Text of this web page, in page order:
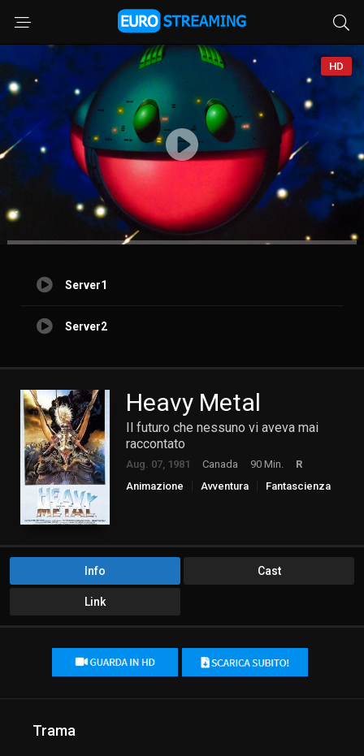
HD
Server1
Server2
Heavy Metal
Il futuro che nessuno vi aveva mai
raccontato
Aug. 07, 1981 Canada 90 Min.
R
Animazione
Avventura
Fantascienza
Info Cast
Link
Trama